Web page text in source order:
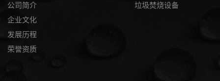
公司简介
企业文化
发展历程
荣誉资质
垃圾焚烧设备